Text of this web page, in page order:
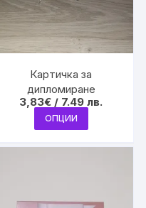
the
product
page
Картичка за
дипломиране
3,83€ / 7.49 лв.
ОПЦИИ
product
has
The